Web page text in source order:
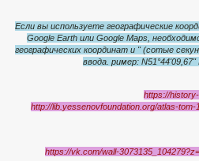
Если вы используете географические
Google Earth или Google Maps ,
географических координат и " (сотые
ввода. ример: N51°44'09,67"
https://
http://lib.yessenovfoundation.org/atlas-
https://vk.com/wall-